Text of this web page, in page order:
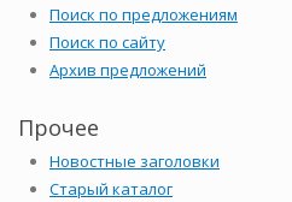
Поиск по предложениям
Поиск по сайту
Архив предложений
Прочее
Новостные заголовки
Старый каталог